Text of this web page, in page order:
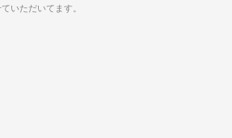
いただいてます。